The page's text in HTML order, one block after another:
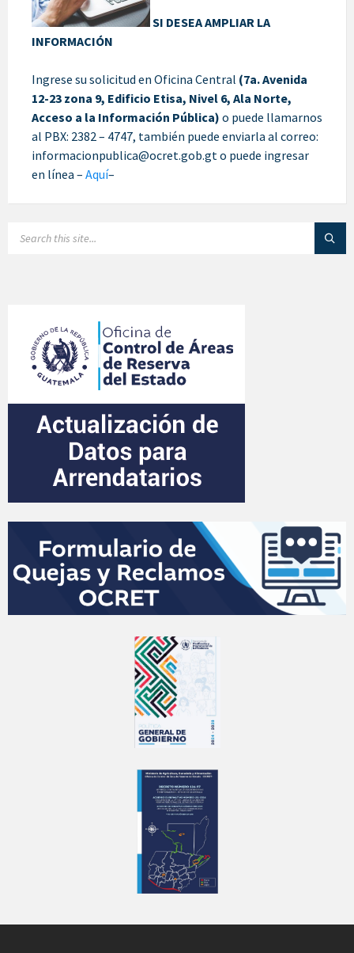
SI DESEA AMPLIAR LA
INFORMACIÓN
Ingrese su solicitud en Oficina Central (7a. Avenida
12-23 zona 9, Edificio Etisa, Nivel 6, Ala Norte,
Acceso a la Información Pública) o puede llamarnos
al PBX: 2382 – 4747, también puede enviarla al correo:
informacionpublica@ocret.gob.gt o puede ingresar
en línea – Aquí–